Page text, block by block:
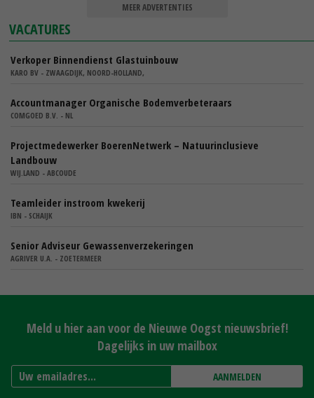
MEER ADVERTENTIES
VACATURES
Verkoper Binnendienst Glastuinbouw
KARO BV - ZWAAGDIJK, NOORD-HOLLAND,
Accountmanager Organische Bodemverbeteraars
COMGOED B.V. - NL
Projectmedewerker BoerenNetwerk – Natuurinclusieve
Landbouw
WIJ.LAND - ABCOUDE
Teamleider instroom kwekerij
IBN - SCHAIJK
Senior Adviseur Gewassenverzekeringen
AGRIVER U.A. - ZOETERMEER
Meld u hier aan voor de Nieuwe Oogst nieuwsbrief!
Dagelijks in uw mailbox
AANMELDEN